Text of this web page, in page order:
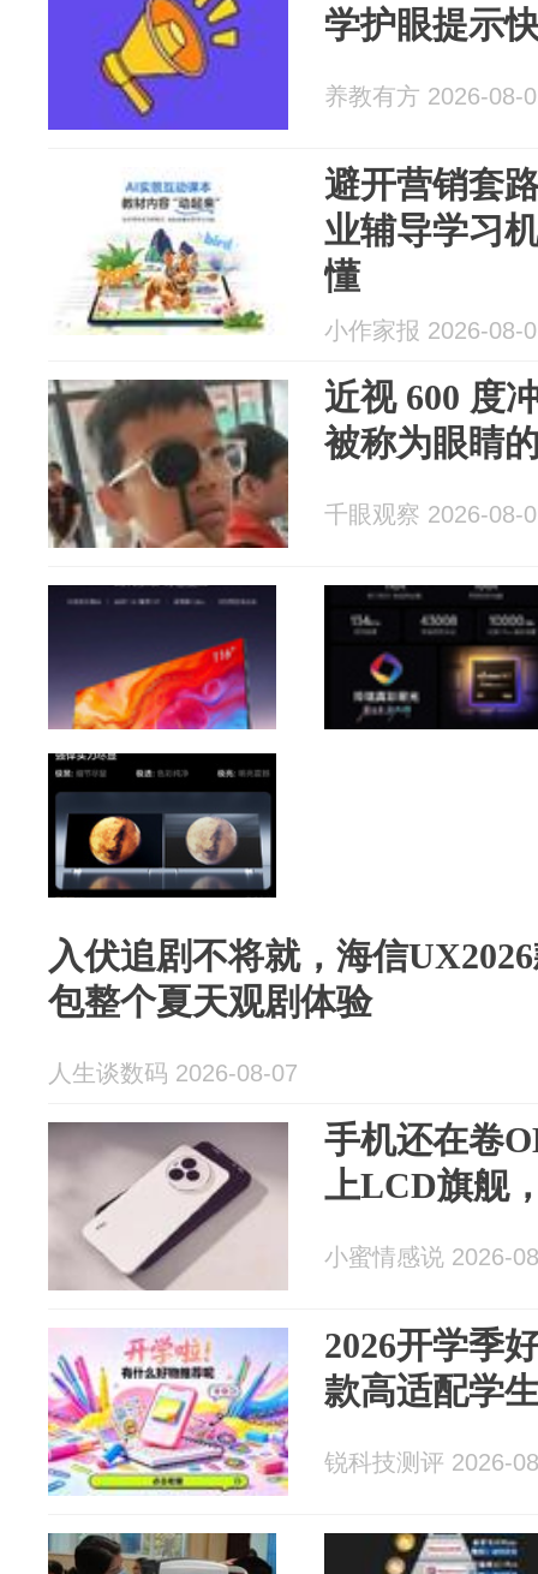
学护眼提示
养教有方 2026-08-
避开营销套
业辅导学习
懂
小作家报 2026-08-
近视 600 度
被称为眼睛
千眼观察 2026-08-
入伏追剧不将就，海信
包整个夏天观剧体验
人生谈数码 2026-08-07
手机还在卷
上LCD旗舰
小蜜情感说 2026-
2026开学季
款高适配学
锐科技测评 2026-